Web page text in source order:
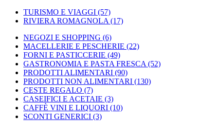
TURISMO E VIAGGI (57)
RIVIERA ROMAGNOLA (17)
NEGOZI E SHOPPING (6)
MACELLERIE E PESCHERIE (22)
FORNI E PASTICCERIE (49)
GASTRONOMIA E PASTA FRESCA (52)
PRODOTTI ALIMENTARI (90)
PRODOTTI NON ALIMENTARI (130)
CESTE REGALO (7)
CASEIFICI E ACETAIE (3)
CAFFÈ VINI E LIQUORI (10)
SCONTI GENERICI (3)